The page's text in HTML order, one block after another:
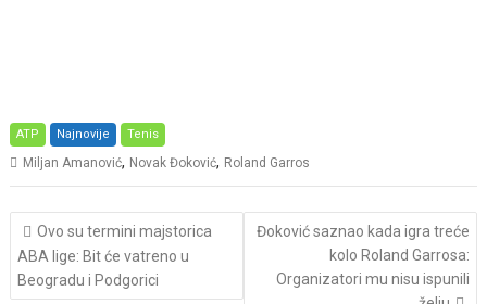
ATP Najnovije Tenis
Miljan Amanović, Novak Đoković, Roland Garros
Post
navigation
Ovo su termini majstorica
ABA lige: Bit će vatreno u
Beogradu i Podgorici
Đoković saznao kada igra treće
kolo Roland Garrosa:
Organizatori mu nisu ispunili